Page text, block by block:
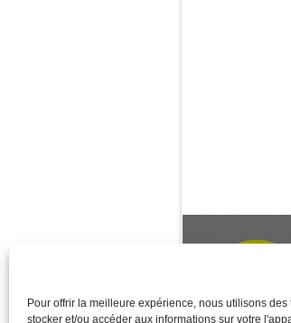
Pour offrir la meilleure expérience, nous utilisons
stocker et/ou accéder aux informations sur votre